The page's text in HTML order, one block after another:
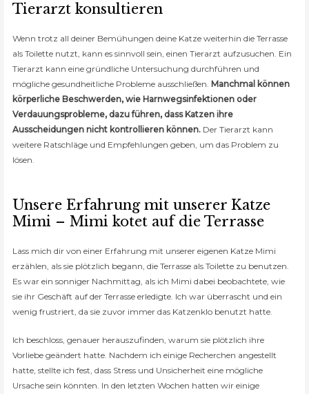
Tierarzt konsultieren
Wenn trotz all deiner Bemühungen deine Katze weiterhin die Terrasse
als Toilette nutzt, kann es sinnvoll sein, einen Tierarzt aufzusuchen. Ein
Tierarzt kann eine gründliche Untersuchung durchführen und
mögliche gesundheitliche Probleme ausschließen. Manchmal können
körperliche Beschwerden, wie Harnwegsinfektionen oder
Verdauungsprobleme, dazu führen, dass Katzen ihre
Ausscheidungen nicht kontrollieren können. Der Tierarzt kann
weitere Ratschläge und Empfehlungen geben, um das Problem zu
lösen.
Unsere Erfahrung mit unserer Katze
Mimi – Mimi kotet auf die Terrasse
Lass mich dir von einer Erfahrung mit unserer eigenen Katze Mimi
erzählen, als sie plötzlich begann, die Terrasse als Toilette zu benutzen.
Es war ein sonniger Nachmittag, als ich Mimi dabei beobachtete, wie
sie ihr Geschäft auf der Terrasse erledigte. Ich war überrascht und ein
wenig frustriert, da sie zuvor immer das Katzenklo benutzt hatte.
Ich beschloss, genauer herauszufinden, warum sie plötzlich ihre
Vorliebe geändert hatte. Nachdem ich einige Recherchen angestellt
hatte, stellte ich fest, dass Stress und Unsicherheit eine mögliche
Ursache sein könnten. In den letzten Wochen hatten wir einige